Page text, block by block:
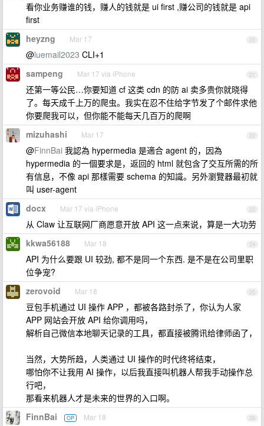
看你业务赚谁的钱，赚人的钱就是 ui first ,赚公司的钱就是 api
first
20
heyzng Mar 17
@luemail2023 CLI+1
21
sampeng Mar 17 via iPhone
还第一等公民…你要知道 cf 这类 cdn 的防 ai 卖多贵你就晓得
了。每天成千上万的爬虫。我实在忍不住给字节发了个邮件求他
你要爬我可以，但你能不能每天几百万的爬啊
22
mizuhashi Mar 17
@FinnBai 我認為 hypermedia 是適合 agent 的，因為
hypermedia 的一個要求是，返回的 html 就包含了交互所需的所
有信息，不像 api 那樣需要 schema 的知識。另外瀏覽器最初就
叫 user-agent
23
docx Mar 17 via iPhone
从 Claw 让互联网厂商愿意开放 API 这一点来说，算是一大功劳
24
kkwa56188 Mar 18
API 为什么要跟 UI 较劲, 都不是同一个东西. 是不是在公司里职
位争宠?
25
zerovoid Mar 18
豆包手机通过 UI 操作 APP ，都被各路封杀了，你认为人家
APP 网站会开放 API 给你调用吗，
解析自己微信本地聊天记录的工具，都直接被腾讯给律师函了，
当然，大势所趋，人类通过 UI 操作的时代终将结束，
哪怕你不让我用 AI 操作，以后我直接叫机器人帮我手动操作总
行吧，
那看来机器人才是未来的世界的入口啊。
26
FinnBai OP Mar 18